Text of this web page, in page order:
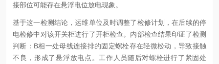
接部位可能存在悬浮电位放电现象。
基于这一检测结论，运维单位及时调整了检修计划，在后续的停
电检修中对该开关柜进行了开柜检查。内部检查结果印证了检测
判断：B相一处母线连接排的固定螺栓存在轻微松动，导致接触
不良，形成了悬浮放电点。工作人员随后对螺栓进行了紧固处